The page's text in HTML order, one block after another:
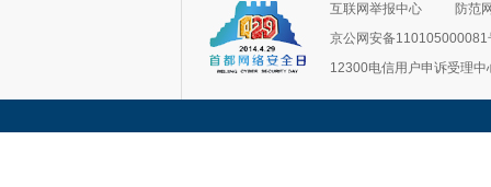
互联网举报中心
防范
京公网安备110105000081
12300电信用户申诉受理中